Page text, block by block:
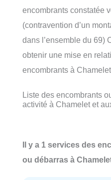
encombrants constatée
(contravention d’un
dans l’ensemble du 69)
obtenir une mise en
encombrants à
Liste des encombrants
activité à Chamelet et
Il y a 1 services des
ou débarras à